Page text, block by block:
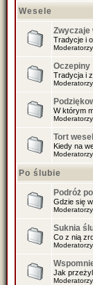
Wesele
Zwyczaje
Tradycje i
Moderatorzy
Oczepiny
Tradycja i
Moderatorzy
W którym
Moderatorzy
Tort
Kiedy na
Moderatorzy
Po ślubie
Podróż
Gdzie się
Moderatorzy
Suknia
Co z nią
Moderatorzy
Jak
Moderatorzy